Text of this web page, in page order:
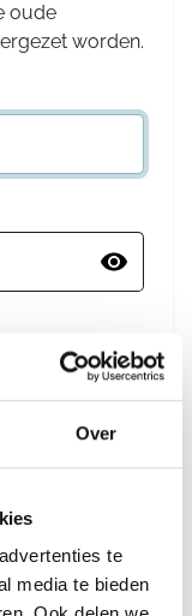
Over
te
media te bieden
oude
worden.